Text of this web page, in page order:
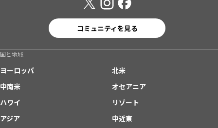
コミュニティを見る
国と地域
ヨーロッパ
北米
中南米
オセアニア
ハワイ
リゾート
アジア
中近東